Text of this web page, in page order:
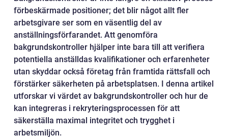
förbeskärmade positioner; det blir något allt fler
arbetsgivare ser som en väsentlig del av
anställningsförfarandet. Att genomföra
bakgrundskontroller hjälper inte bara till att verifiera
potentiella anställdas kvalifikationer och erfarenheter
utan skyddar också företag från framtida rättsfall och
förstärker säkerheten på arbetsplatsen. I denna artikel
utforskar vi värdet av bakgrundskontroller och hur de
kan integreras i rekryteringsprocessen för att
säkerställa maximal integritet och trygghet i
arbetsmiljön.